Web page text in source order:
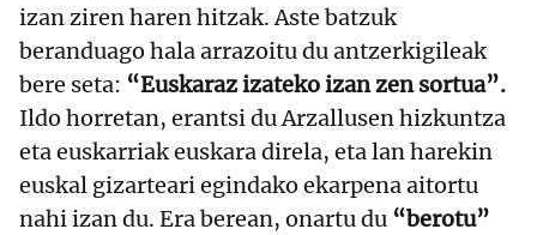
izan ziren haren hitzak. Aste batzuk
beranduago hala arrazoitu du antzerkigileak
bere seta: “Euskaraz izateko izan zen sortua”.
Ildo horretan, erantsi du Arzallusen hizkuntza
eta euskarriak euskara direla, eta lan harekin
euskal gizarteari egindako ekarpena aitortu
nahi izan du. Era berean, onartu du “berotu”